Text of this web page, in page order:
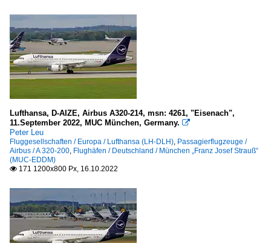
Lufthansa, D-AIZE, Airbus A320-214, msn: 4261, "Eisenach",
11.September 2022, MUC München, Germany. 
Peter Leu
Fluggesellschaften / Europa / Lufthansa (LH-DLH), Passagierflugzeuge /
Airbus / A 320-200, Flughäfen / Deutschland / München „Franz Josef Strauß“
(MUC-EDDM)
 171 1200x800 Px, 16.10.2022